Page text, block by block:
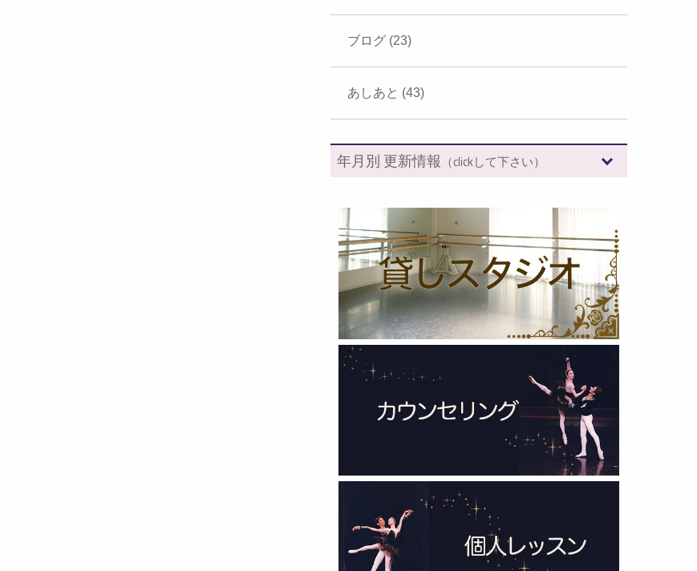
ブログ (23)
あしあと (43)
年月別 更新情報 （clickして下さい）
2026年 (7)
2025年 (12)
2024年 (12)
2023年 (13)
2022年 (13)
2020年 (3)